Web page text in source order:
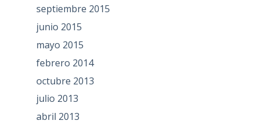
septiembre 2015
junio 2015
mayo 2015
febrero 2014
octubre 2013
julio 2013
abril 2013